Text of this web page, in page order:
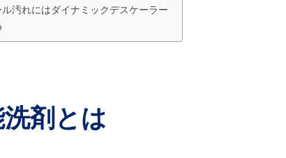
ル汚れにはダイナミックデスケーラー
剤とは